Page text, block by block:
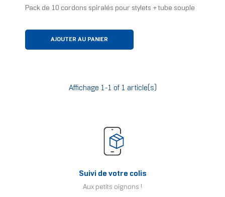
Pack de 10 cordons spiralés pour stylets + tube souple
AJOUTER AU PANIER
Affichage 1-1 of 1 article(s)
Suivi de votre colis
Aux petits oignons !